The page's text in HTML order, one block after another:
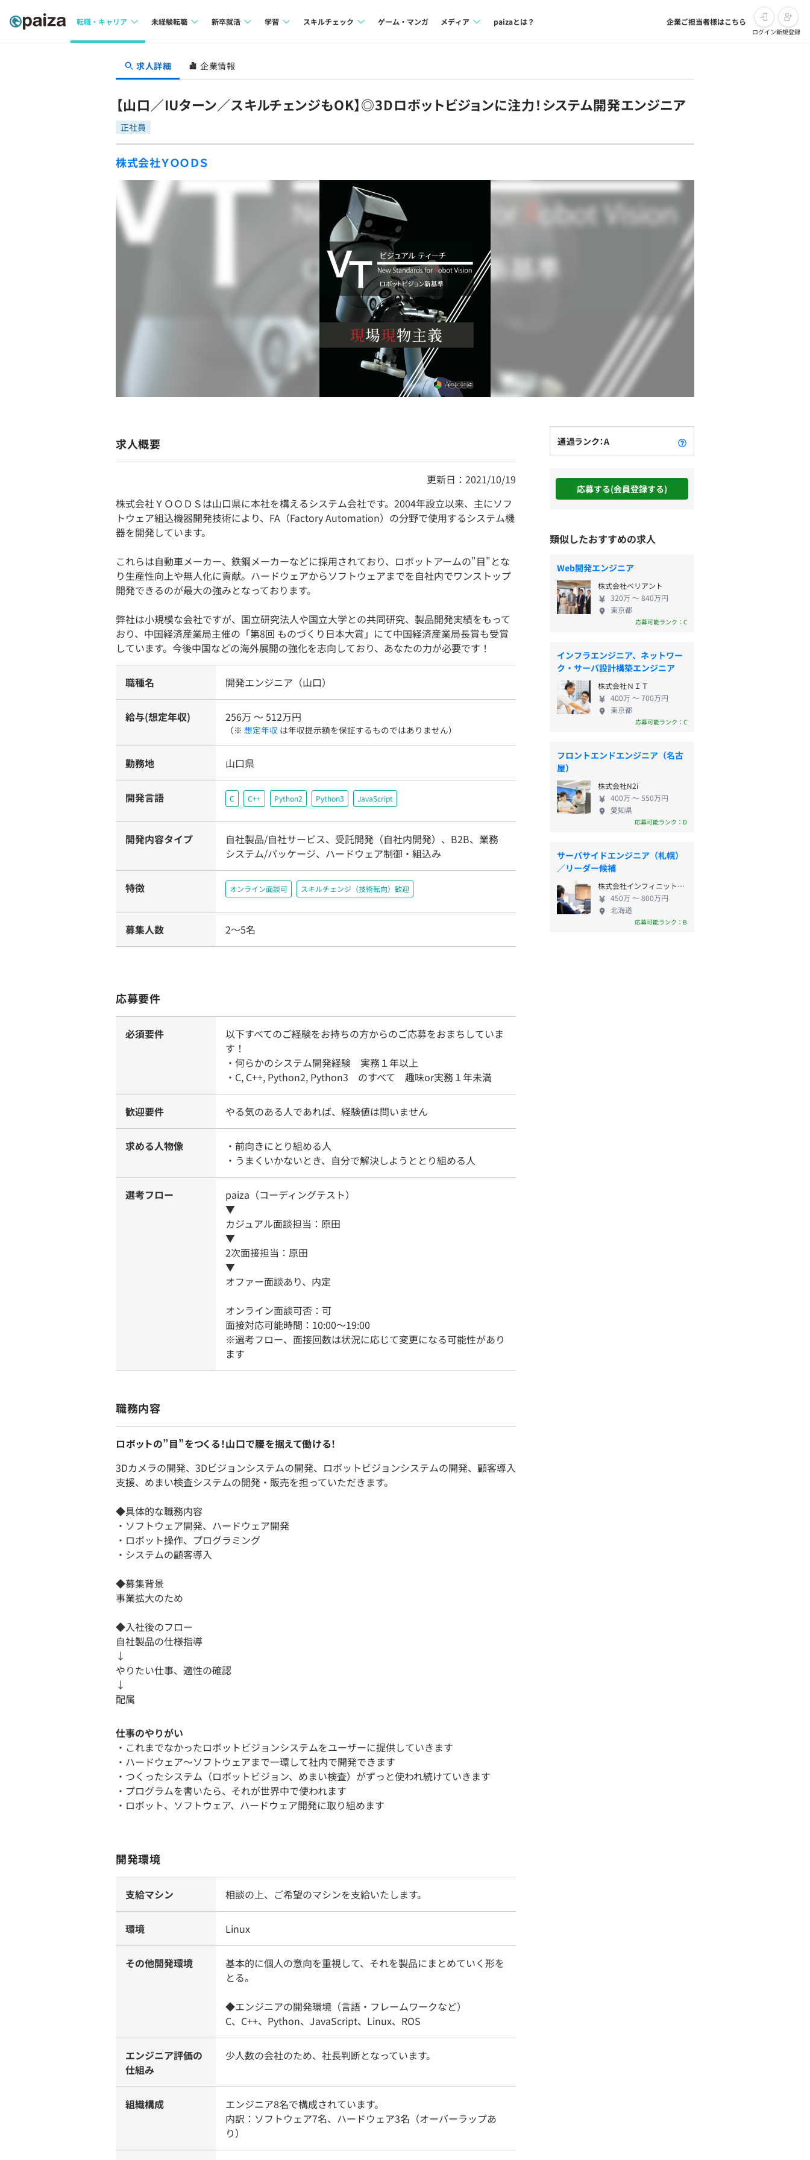
転職・キャリア
転職成功ガイド
転職エージェント
未経験転職
求人検索
転職成功ガイド
新卒就活
本選考
インターン
学習
4択課題
契約内容・クーポン
スキルチェック
評価結果一覧
ゲーム・マンガ メディア
note
paizaとは？ 企業ご担当者様はこちら
ログイン新規登録
求人詳細 企業情報
【山口／IUターン／スキルチェンジもOK】◎3Dロボットビジョンに注力！システム開発エンジニア
正社員
株式会社ＹＯＯＤＳ
求人概要
更新日：2021/10/19
株式会社ＹＯＯＤＳは山口県に本社を構えるシステム会社です。2004年設立以来、主にソフ
トウェア組込機器開発技術により、FA（Factory Automation）の分野で使用するシステム機
器を開発しています。
これらは自動車メーカー、鉄鋼メーカーなどに採用されており、ロボットアームの"目"とな
り生産性向上や無人化に貢献。ハードウェアからソフトウェアまでを自社内でワンストップ
開発できるのが最大の強みとなっております。
弊社は小規模な会社ですが、国立研究法人や国立大学との共同研究、製品開発実績をもって
おり、中国経済産業局主催の「第8回 ものづくり日本大賞」にて中国経済産業局長賞も受賞
しています。今後中国などの海外展開の強化を志向しており、あなたの力が必要です！
職種名 開発エンジニア（山口）
給与(想定年収) 256万 〜 512万円
（※ 想定年収 は年収提示額を保証するものではありません）
勤務地 山口県
開発言語 C C++ Python2 Python3 JavaScript
開発内容タイプ
自社製品/自社サービス、受託開発（自社内開発）、B2B、業務
システム/パッケージ、ハードウェア制御・組込み
特徴 オンライン面談可 スキルチェンジ（技術転向）歓迎
募集人数 2〜5名
応募要件
必須要件
以下すべてのご経験をお持ちの方からのご応募をおまちしていま
す！
・何らかのシステム開発経験 実務１年以上
・C, C++, Python2, Python3 のすべて 趣味or実務１年未満
歓迎要件 やる気のある人であれば、経験値は問いません
求める人物像
・前向きにとり組める人
・うまくいかないとき、自分で解決しようととり組める人
選考フロー
paiza（コーディングテスト）
▼
カジュアル面談担当：原田
▼
2次面接担当：原田
▼
オファー面談あり、内定
オンライン面談可否：可
面接対応可能時間：10:00〜19:00
※選考フロー、面接回数は状況に応じて変更になる可能性があり
ます
職務内容
ロボットの”目”をつくる！山口で腰を据えて働ける！
3Dカメラの開発、3Dビジョンシステムの開発、ロボットビジョンシステムの開発、顧客導入
支援、めまい検査システムの開発・販売を担っていただきます。
◆具体的な職務内容
・ソフトウェア開発、ハードウェア開発
・ロボット操作、プログラミング
・システムの顧客導入
◆募集背景
事業拡大のため
◆入社後のフロー
自社製品の仕様指導
↓
やりたい仕事、適性の確認
↓
配属
仕事のやりがい
・これまでなかったロボットビジョンシステムをユーザーに提供していきます
・ハードウェア〜ソフトウェアまで一環して社内で開発できます
・つくったシステム（ロボットビジョン、めまい検査）がずっと使われ続けていきます
・プログラムを書いたら、それが世界中で使われます
・ロボット、ソフトウェア、ハードウェア開発に取り組めます
開発環境
支給マシン 相談の上、ご希望のマシンを支給いたします。
環境 Linux
その他開発環境
基本的に個人の意向を重視して、それを製品にまとめていく形を
とる。
◆エンジニアの開発環境（言語・フレームワークなど）
C、C++、Python、JavaScript、Linux、ROS
エンジニア評価の
仕組み
少人数の会社のため、社長判断となっています。
組織構成
エンジニア8名で構成されています。
内訳：ソフトウェア7名、ハードウェア3名（オーバーラップあ
り）
通過ランク：A
応募する(会員登録する)
類似したおすすめの求人
Web開発エンジニア
株式会社ベリアント
320万 〜 840万円
東京都
応募可能ランク：C
インフラエンジニア、ネットワー
ク・サーバ設計構築エンジニア
株式会社ＮＩＴ
400万 〜 700万円
東京都
応募可能ランク：C
フロントエンドエンジニア（名古
屋）
株式会社N2i
400万 〜 550万円
愛知県
応募可能ランク：D
サーバサイドエンジニア（札幌）
／リーダー候補
株式会社インフィニットループ
450万 〜 800万円
北海道
応募可能ランク：B